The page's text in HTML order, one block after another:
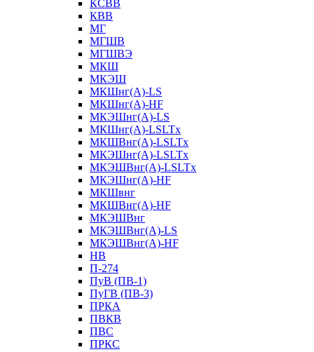
КСВВ
КВВ
МГ
МГШВ
МГШВЭ
МКШ
МКЭШ
МКШнг(А)-LS
МКШнг(А)-HF
МКЭШнг(А)-LS
МКШнг(А)-LSLTx
МКШВнг(A)-LSLTx
МКЭШнг(А)-LSLTx
МКЭШВнг(A)-LSLTx
МКЭШнг(А)-HF
МКШвнг
МКШВнг(А)-HF
МКЭШВнг
МКЭШВнг(А)-LS
МКЭШВнг(А)-HF
НВ
П-274
ПуВ (ПВ-1)
ПуГВ (ПВ-3)
ПРКА
ПВКВ
ПВС
ПРКС